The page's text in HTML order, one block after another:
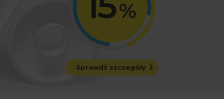
Sprawdź szczegóły